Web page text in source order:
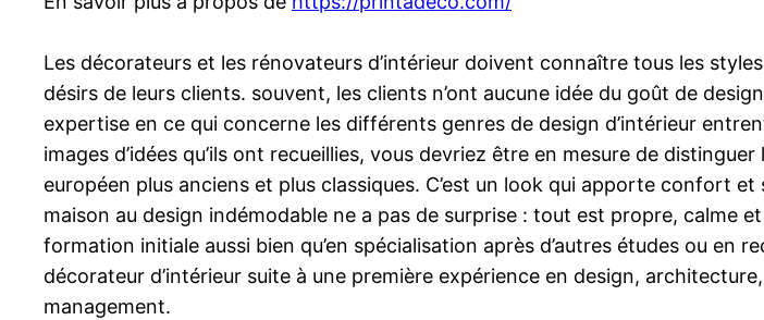
Les décorateurs et les rénovateurs d’intérieur doivent connaître tous les
désirs de leurs clients. souvent, les clients n’ont aucune idée du goût de
expertise en ce qui concerne les différents genres de design d’intérieur
images d’idées qu’ils ont recueillies, vous devriez être en mesure de
européen plus anciens et plus classiques. C’est un look qui apporte confort
maison au design indémodable ne a pas de surprise : tout est propre, calme
formation initiale aussi bien qu’en spécialisation après d’autres études ou en
décorateur d’intérieur suite à une première expérience en design,
management.